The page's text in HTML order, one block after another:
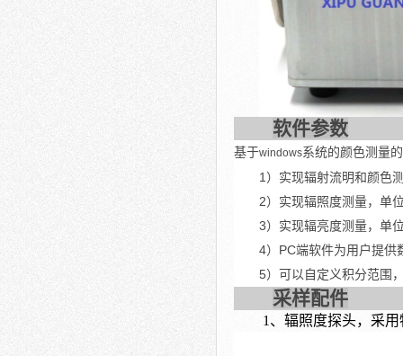
软件参数
基于windows系统的颜色测量
1 ）实现辐射流明和颜色
2）实现辐照度测量，单
3）实现辐亮度测量，单
4）PC端软件为用户提供
5）可以自定义积分范围
采样配件
1 、辐照度探头，采用